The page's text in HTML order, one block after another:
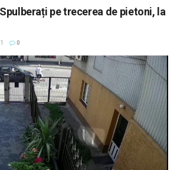
Spulberați pe trecerea de pietoni, la
0